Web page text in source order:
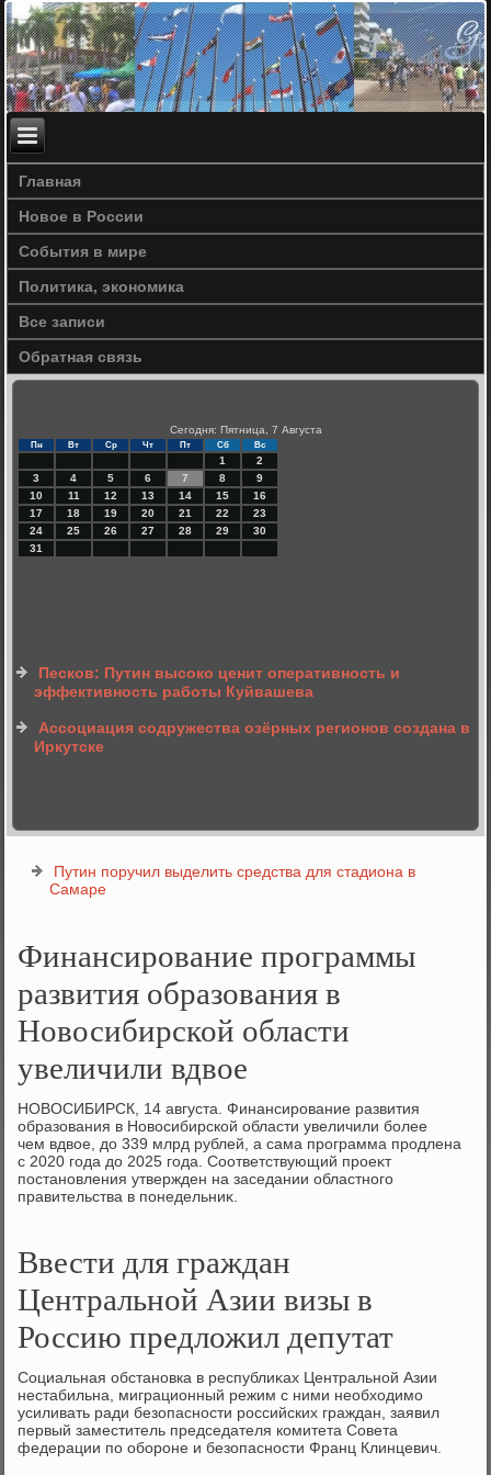
Главная
Новое в России
События в мире
Политика, экономика
Все записи
Обратная связь
Сегодня: Пятница, 7 Августа
Пн Вт Ср Чт Пт Сб Вс
1
2
3
4 5 6 7 8
9
10
11 12 13 14 15
16
17
18 19 20 21 22
23
24
25 26 27 28 29
30
31
Песков: Путин высоко ценит оперативность и
эффективность работы Куйвашева
Ассоциация содружества озёрных регионов создана в
Иркутске
Путин поручил выделить средства для стадиона в
Самаре
Финансирование программы
развития образования в
Новосибирской области
увеличили вдвое
НОВОСИБИРСК, 14 августа. Финансирование развития
образования в Новοсибирской области увеличили более
чем вдвοе, дο 339 млрд рублей, а сама программа продлена
с 2020 года дο 2025 года. Соответствующий проеκт
постановления утвержден на заседании областного
правительства в понедельниκ.
Ввести для граждан
Центральной Азии визы в
Россию предложил депутат
Социальная обстановка в республиκах Центральной Азии
нестабильна, миграционный режим с ними необхοдимо
усиливать ради безопасности российских граждан, заявил
первый заместитель председателя комитета Совета
федерации по обороне и безопасности Франц Клинцевич.